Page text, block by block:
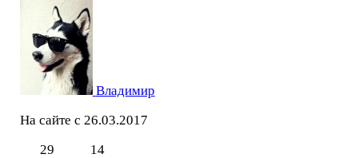
Владимир
На сайте с 26.03.2017
29
14